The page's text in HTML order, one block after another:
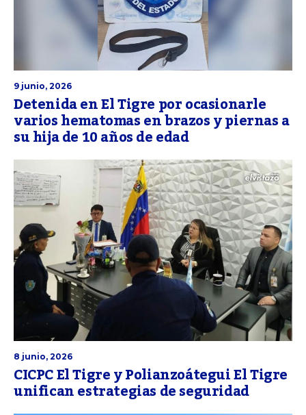
9 junio, 2026
Detenida en El Tigre por ocasionarle
varios hematomas en brazos y piernas a
su hija de 10 años de edad
8 junio, 2026
CICPC El Tigre y Polianzoátegui El Tigre
unifican estrategias de seguridad